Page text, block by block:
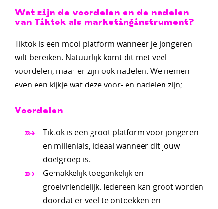
Wat zijn de voordelen en de nadelen
van Tiktok als marketinginstrument?
Tiktok is een mooi platform wanneer je jongeren
wilt bereiken. Natuurlijk komt dit met veel
voordelen, maar er zijn ook nadelen. We nemen
even een kijkje wat deze voor- en nadelen zijn;
Voordelen
Tiktok is een groot platform voor jongeren
en millenials, ideaal wanneer dit jouw
doelgroep is.
Gemakkelijk toegankelijk en
groeivriendelijk. Iedereen kan groot worden
doordat er veel te ontdekken en